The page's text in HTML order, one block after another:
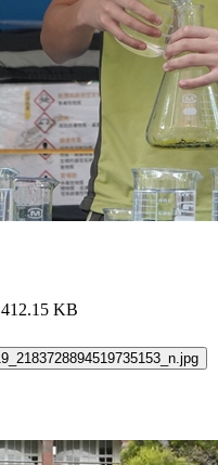
KB